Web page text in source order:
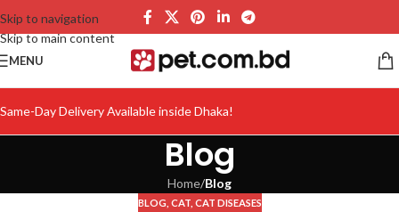
Skip to navigation
Skip to main content
MENU
Same-Day Delivery Available inside Dhaka!
Blog
Home/Blog
BLOG CAT, CAT DISEASES